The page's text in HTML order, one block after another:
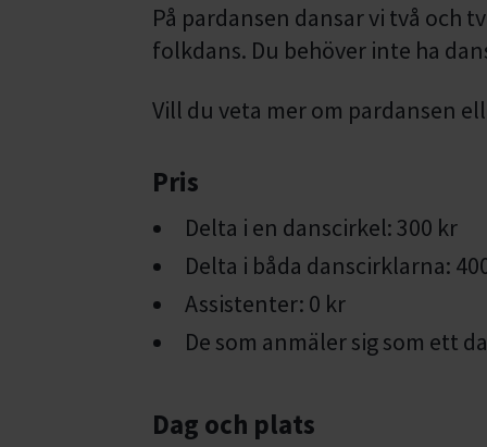
På pardansen dansar vi två och
folkdans. Du behöver inte ha
Vill du veta mer om pardansen
Pris
Delta i en danscirkel: 300 kr
Delta i båda danscirklarna:
Assistenter: 0 kr
De som anmäler sig som ett
Dag och plats